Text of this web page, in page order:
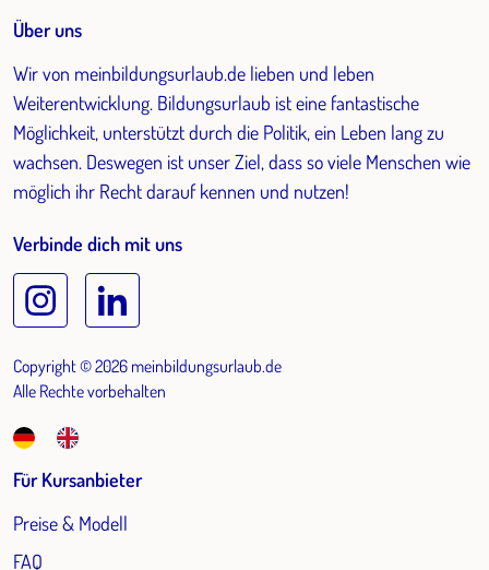
Über uns
Wir von meinbildungsurlaub.de lieben und leben
Weiterentwicklung. Bildungsurlaub ist eine fantastische
Möglichkeit, unterstützt durch die Politik, ein Leben lang zu
wachsen. Deswegen ist unser Ziel, dass so viele Menschen wie
möglich ihr Recht darauf kennen und nutzen!
Verbinde dich mit uns
Copyright © 2026 meinbildungsurlaub.de
Alle Rechte vorbehalten
Für Kursanbieter
Preise & Modell
FAQ